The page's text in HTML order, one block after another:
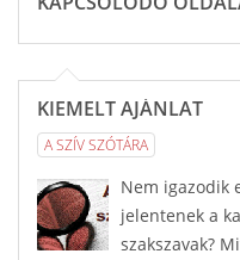
KIEMELT AJÁNLAT
A SZÍV SZÓTÁRA
Nem igazodik
jelentenek a
szakszavak?